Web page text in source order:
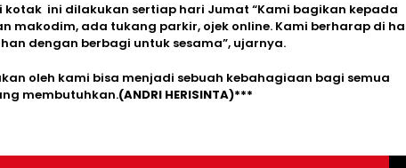
kotak ini dilakukan sertiap hari Jumat “Kami bagikan kepada
makodim, ada tukang parkir, ojek online. Kami berharap di
dengan berbagi untuk sesama”, ujarnya.
oleh kami bisa menjadi sebuah kebahagiaan bagi semua
membutuhkan.(ANDRI HERISINTA)***